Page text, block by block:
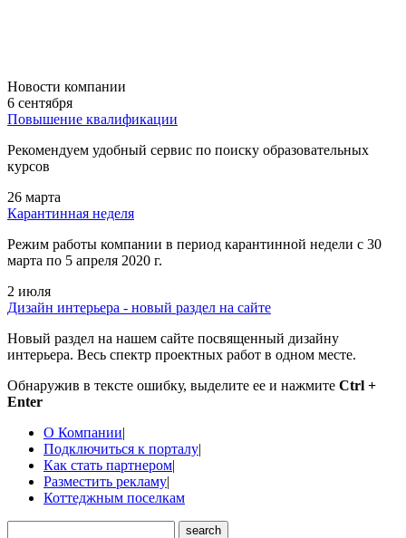
Новости компании
6 сентября
Повышение квалификации
Рекомендуем удобный сервис по поиску образовательных
курсов
26 марта
Карантинная неделя
Режим работы компании в период карантинной недели c 30
марта по 5 апреля 2020 г.
2 июля
Дизайн интерьера - новый раздел на сайте
Новый раздел на нашем сайте посвященный дизайну
интерьера. Весь спектр проектных работ в одном месте.
Обнаружив в тексте ошибку, выделите ее и нажмите Ctrl +
Enter
О Компании|
Подключиться к порталу|
Как стать партнером|
Разместить рекламу|
Коттеджным поселкам